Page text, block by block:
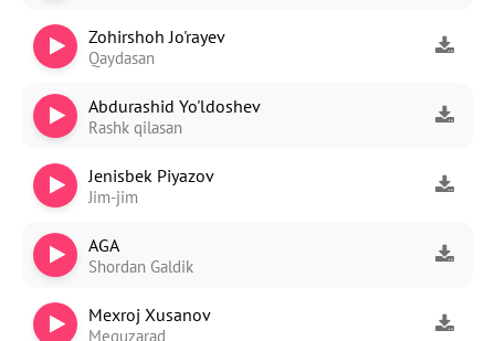
Zohirshoh Jo'rayev
Qaydasan
Abdurashid Yo'ldoshev
Rashk qilasan
Jenisbek Piyazov
Jim-jim
AGA
Shordan Galdik
Mexroj Xusanov
Meguzarad